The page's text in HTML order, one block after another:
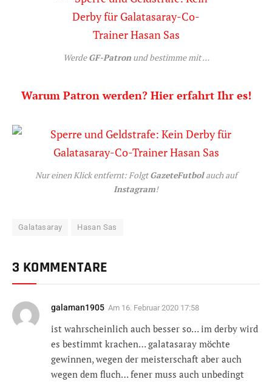
WerdeGF-Patronund bestimme mit …
Warum Patron werden? Hier erfahrt Ihr es!
Nur einen Klick entfernt: FolgtGazeteFutbolauch auf
Instagram!
Galatasaray Hasan Sas
3 KOMMENTARE
galaman1905 Am 16. Februar 2020 17:58
ist wahrscheinlich auch besser so… im derby wird
es bestimmt krachen… galatasaray möchte
gewinnen, wegen der meisterschaft aber auch
wegen dem fluch… fener muss auch unbedingt